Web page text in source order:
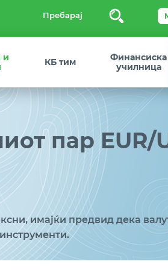
Пребарај
и
КБ тим
Финансиска
училница
пар EUR/
имајќи предвид дека